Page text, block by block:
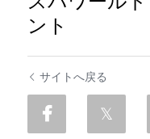
ント
サイトへ戻る